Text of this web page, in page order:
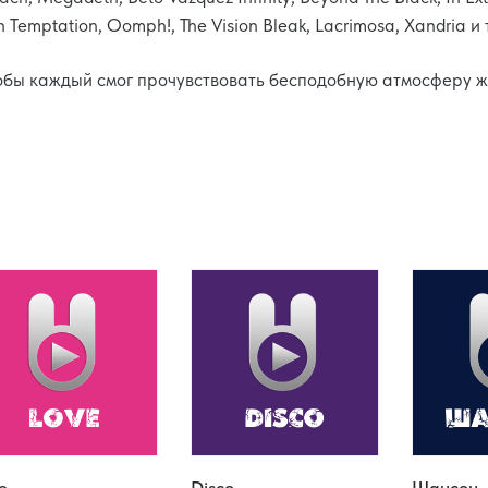
Oomph!, The Vision Bleak, Lacrimosa, Xandria и
каждый смог прочувствовать бесподобную атмосферу